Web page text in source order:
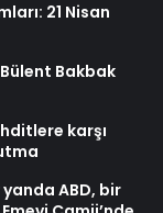
21 Nisan
Bakbak
karşı
ABD, bir